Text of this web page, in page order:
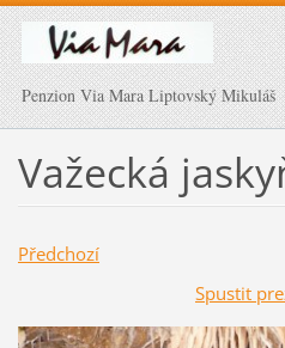
Penzion Via Mara Liptovský Mikuláš
Važecká
Předchozí
Spustit